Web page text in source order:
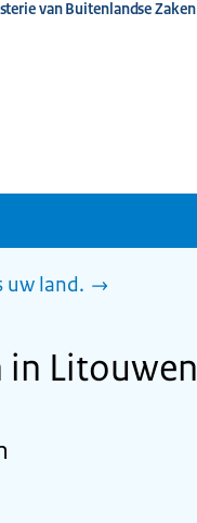
van Buitenlandse Zaken
uw land.
in Litouwen